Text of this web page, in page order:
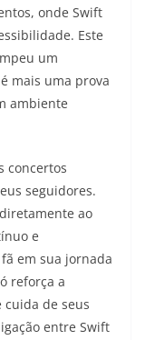
onde Swift
Este
um
mais uma prova
ambiente
concertos
seguidores.
ao
e
em sua jornada
reforça a
de seus
entre Swift